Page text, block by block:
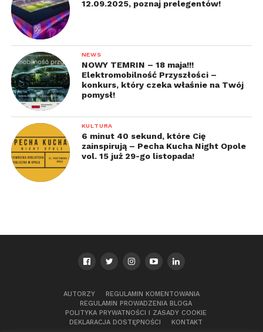
12.09.2025, poznaj prelegentów!
NEWS
NOWY TEMRIN – 18 maja!!!
Elektromobilność Przyszłości –
konkurs, który czeka właśnie na Twój
pomysł!
KULTURA
6 minut 40 sekund, które Cię
zainspirują – Pecha Kucha Night Opole
vol. 15 już 29-go listopada!
AUTORZY
REGULAMIN KOMENTOWANIA
REGULAMIN PROWADZENIA BLOGA
POLITYKA PRYWATNOŚCI I ZASADY COOKIE
DEKLARACJA DOSTĘPNOŚCI
KONTAKT